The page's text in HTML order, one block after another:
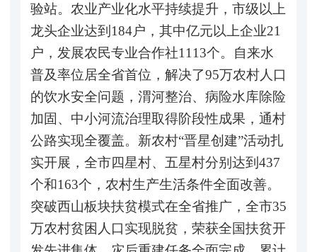
验站。农业产业化水平持续提升，市级以上
龙头企业达到184户，其中亿元以上企业21
户，发展农民专业合作社1113个。自来水
普及率位居全省首位，解决了95万农村人口
的饮水安全问题，渭河整治、病险水库除险
加固、中小河流治理取得阶段性成果，通村
公路实现全覆盖。新农村“晋星创建”活动扎
实开展，全市四星村、五星村分别达到437
个和163个，农村生产生活条件全面改善。
突破西山板块扶贫模式在全省推广，全市35
万农村贫困人口实现脱贫，荣获全国扶贫开